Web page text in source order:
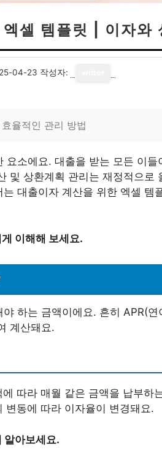
셀 템플릿 | 이자와
04-23 작성자:
율적인 관리 방법
요소에요. 대출을 받는 모든 이
및 상환계획 관리는 재정적으로
대출이자 계산을 위한 엑셀 템
이해해 보세요.
하는 금액이에요. 흔히 APR(
계산돼요.
따라 매월 같은 금액을 납부하
변동에 따라 이자율이 변경돼요.
알아보세요.